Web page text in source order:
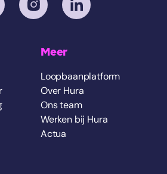
Meer
Loopbaanplatform
Over Hura
Ons team
Werken bij Hura
Actua